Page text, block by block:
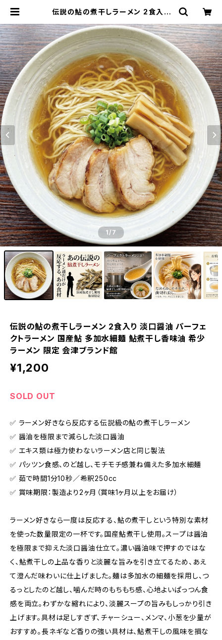
伝説の鮎の煮干しラーメン 2食入り
鮎 多加水細麺 鮎煮干し香味油 希少
ラーメン 限定 会津ブランド館 | 会津
ブランド館 EC shop
1/7
伝説の鮎の煮干しラーメン 2食入り 淡口醤油 パーフェ
クトラーメン 国産鮎 多加水細麺 鮎煮干し香味油 希少
ラーメン 限定 会津ブランド館
¥1,200
SOLD OUT
✅️ ラーメン好きなら反応する伝説級の鮎の煮干しラーメン
✅️ 醤油を極限まで減らした淡口醤油
✅️ エキス類は極力使わないラーメン店と同じ製法
✅️ パッツン食感、のど越し、モチモチ感兼ね備えた多加水細麺
✅️ 茹で時間1分10秒／希釈250cc
✅️ 賞味期限：製造より2ヶ月（賞味1ヶ月以上をお届け）
ラーメン好きなら一度は反応する、鮎の煮干しという特別な素材
を使った数量限定の一杯です。国産鮎煮干し使用。スープは醤油
を極限まで抑えた淡口醤油仕立て。濃い醤油味で押すのではな
く、鮎煮干しの上品な香りと淡麗な旨みを引き立てるため、あえ
て澄んだ味わいに仕上げました。麺は多加水の細麺を採用し、つ
るっとしたのど越し、噛んだ時のもちもち感、心地よいぱっつん食
感を両立。わずかな縮れにより、淡麗スープの旨みもしっかり引き
上げます。具材は足しすぎず、チャーシュー、メンマ、小葱を少量が
おすすめ。長ネギなど香りの強い具材は、鮎煮干しの風味を損な